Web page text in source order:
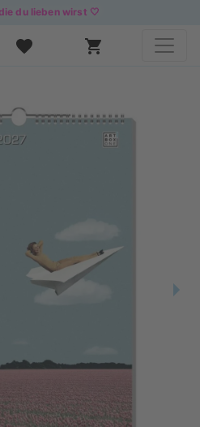
du lieben wirst 🤍